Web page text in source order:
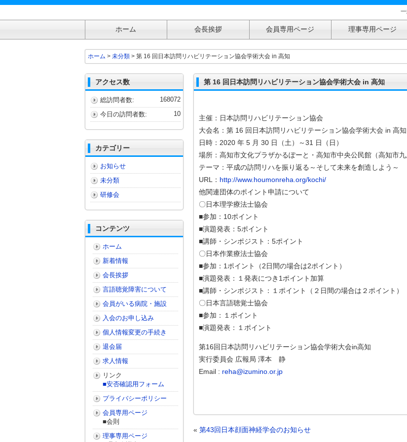
第 16 回日本訪問リハビリテーション協会学術大会 in 高知
ホーム 会長挨拶 会員専用ページ 理事専用ページ
ホーム > 未分類 > 第 16 回日本訪問リハビリテーション協会学術大会 in 高知
第 16 回日本訪問リハビリテーション協会学術大会 in 高知
主催：日本訪問リハビリテーション協会
大会名：第 16 回日本訪問リハビリテーション協会学術大会 in 高知
日時：2020 年 5 月 30 日（土）～31 日（日）
場所：高知市文化プラザかるぽーと・高知市中央公民館（高知市九
テーマ：平成の訪問リハを振り返る～そして未来を創造しよう～
URL： http://www.houmonreha.org/kochi/
他関連団体のポイント申請について
〇日本理学療法士協会
■参加：10ポイント
■演題発表：5ポイント
■講師・シンポジスト：5ポイント
〇日本作業療法士協会
■参加：1ポイント（2日間の場合は2ポイント）
■演題発表：１発表につき1ポイント加算
■講師・シンポジスト：１ポイント（２日間の場合は２ポイント）
〇日本言語聴覚士協会
■参加：１ポイント
■演題発表：１ポイント
第16回日本訪問リハビリテーション協会学術大会in高知
実行委員会 広報局 澤本 静
Email : reha@izumino.or.jp
« 第43回日本顔面神経学会のお知らせ
アクセス数
168072
総訪問者数:
10
今日の訪問者数:
カテゴリー
お知らせ
未分類
研修会
コンテンツ
ホーム
新着情報
会長挨拶
言語聴覚障害について
会員がいる病院・施設
入会のお申し込み
個人情報変更の手続き
退会届
求人情報
リンク
■安否確認用フォーム
プライバシーポリシー
会員専用ページ
■会則
理事専用ページ